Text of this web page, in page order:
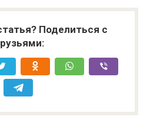
Поделиться с